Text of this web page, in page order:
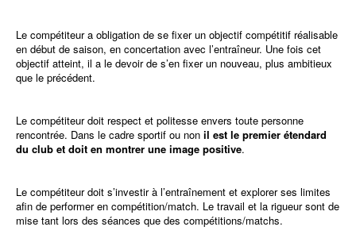
Le compétiteur a obligation de se fixer un objectif compétitif réalisable
en début de saison, en concertation avec l’entraîneur. Une fois cet
objectif atteint, il a le devoir de s’en fixer un nouveau, plus ambitieux
que le précédent.
Le compétiteur doit respect et politesse envers toute personne
rencontrée. Dans le cadre sportif ou non il est le premier étendard
du club et doit en montrer une image positive.
Le compétiteur doit s’investir à l’entraînement et explorer ses limites
afin de performer en compétition/match. Le travail et la rigueur sont de
mise tant lors des séances que des compétitions/matchs.